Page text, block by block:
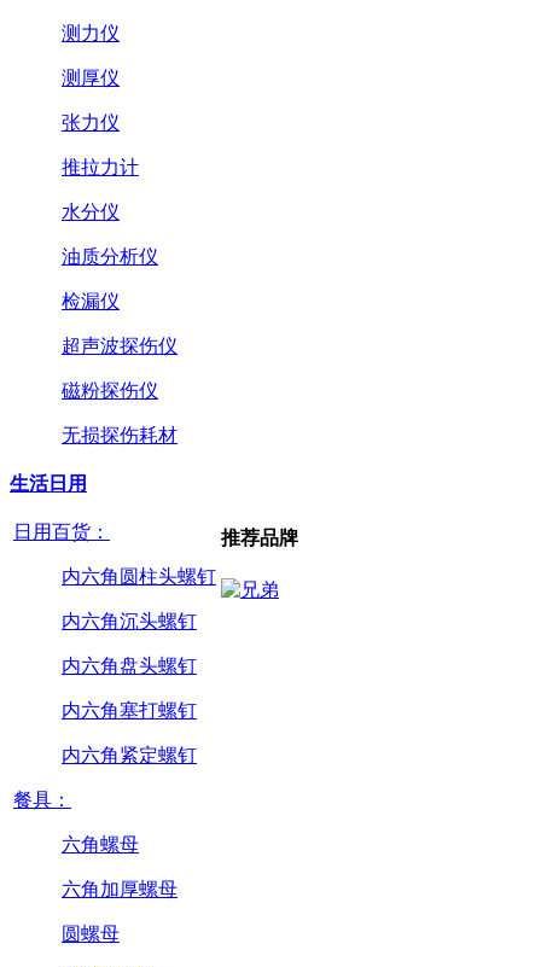
测力仪
测厚仪
张力仪
推拉力计
水分仪
油质分析仪
检漏仪
超声波探伤仪
磁粉探伤仪
无损探伤耗材
生活日用
日用百货：
内六角圆柱头螺钉
内六角沉头螺钉
内六角盘头螺钉
内六角塞打螺钉
内六角紧定螺钉
餐具：
六角螺母
六角加厚螺母
圆螺母
推荐品牌